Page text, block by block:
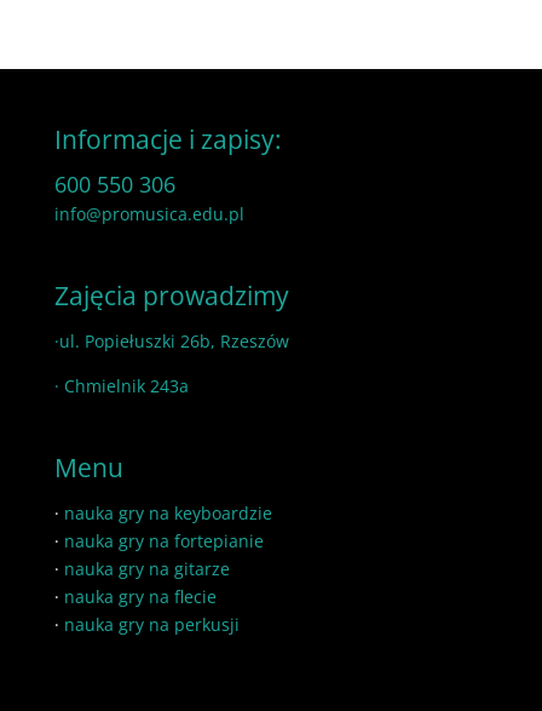
Informacje i zapisy:
600 550 306
info@promusica.edu.pl
Zajęcia prowadzimy
·ul. Popiełuszki 26b, Rzeszów
· Chmielnik 243a
Menu
· nauka gry na keyboardzie
· nauka gry na fortepianie
· nauka gry na gitarze
· nauka gry na flecie
· nauka gry na perkusji